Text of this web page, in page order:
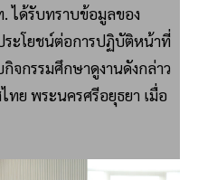
ได้รับทราบข้อมูลของ
ระโยชน์ต่อการปฏิบัติหน้าที่
จกรรมศึกษาดูงานดังกล่าว
ย พระนครศรีอยุธยา เมื่อ